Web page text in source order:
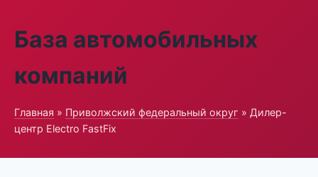
База автомобильных
компаний
Главная » Приволжский федеральный округ » Дилер-
центр Electro FastFix